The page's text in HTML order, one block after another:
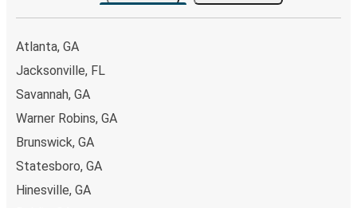
Atlanta, GA
Jacksonville, FL
Savannah, GA
Warner Robins, GA
Brunswick, GA
Statesboro, GA
Hinesville, GA